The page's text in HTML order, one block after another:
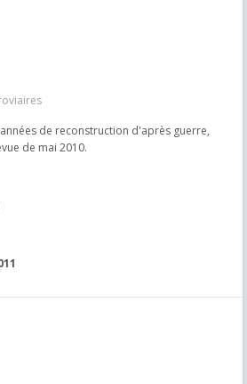
de reconstruction d'après guerre,
de mai 2010.